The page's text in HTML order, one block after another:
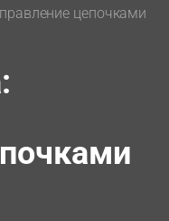
цепочками